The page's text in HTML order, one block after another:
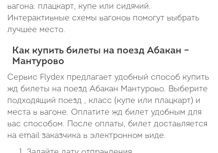
вагона: плацкарт, купе или сидячий.
Интерактивные схемы вагонов помогут выбрать
лучшее место.
Как купить билеты на поезд Абакан –
Мантурово
Сервис Flydex предлагает удобный способ купить
жд билеты на поезд Абакан Мантурово. Выберите
подходящий поезд , класс (купе или плацкарт) и
места в вагоне. Оплатите жд билет удобным для
вас способом. После оплаты, билет доставляется
на email заказчика в электронном виде.